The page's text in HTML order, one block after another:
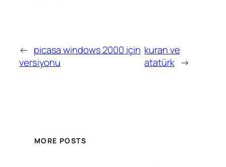
← picasa windows 2000 için
versiyonu
kuran ve
atatürk →
MORE POSTS